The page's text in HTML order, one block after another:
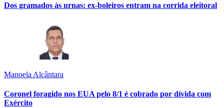
Dos gramados às urnas: ex-boleiros entram na corrida eleitoral
Manoela Alcântara
Coronel foragido nos EUA pelo 8/1 é cobrado por dívida com
Exército